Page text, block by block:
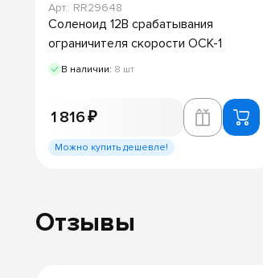
Арт.: RR29648
Соленоид 12В срабатывания
ограничителя скорости ОСК-1
В наличии: 8 шт
1 816 ₽
Можно купить дешевле!
Отзывы